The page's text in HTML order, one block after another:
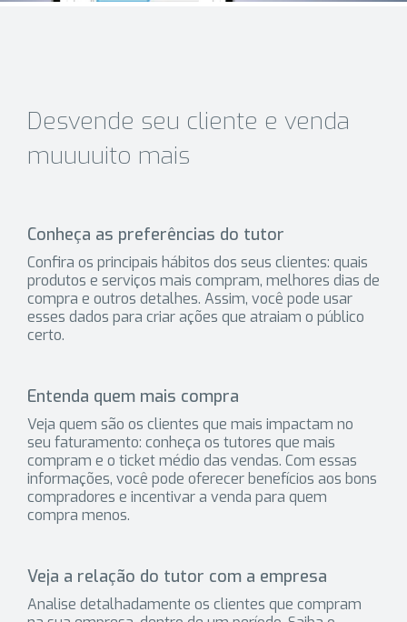
Desvende seu cliente e venda
muuuuito mais
Conheça as preferências do tutor
Confira os principais hábitos dos seus clientes: quais
produtos e serviços mais compram, melhores dias de
compra e outros detalhes. Assim, você pode usar
esses dados para criar ações que atraiam o público
certo.
Entenda quem mais compra
Veja quem são os clientes que mais impactam no
seu faturamento: conheça os tutores que mais
compram e o ticket médio das vendas. Com essas
informações, você pode oferecer benefícios aos bons
compradores e incentivar a venda para quem
compra menos.
Veja a relação do tutor com a empresa
Analise detalhadamente os clientes que compram